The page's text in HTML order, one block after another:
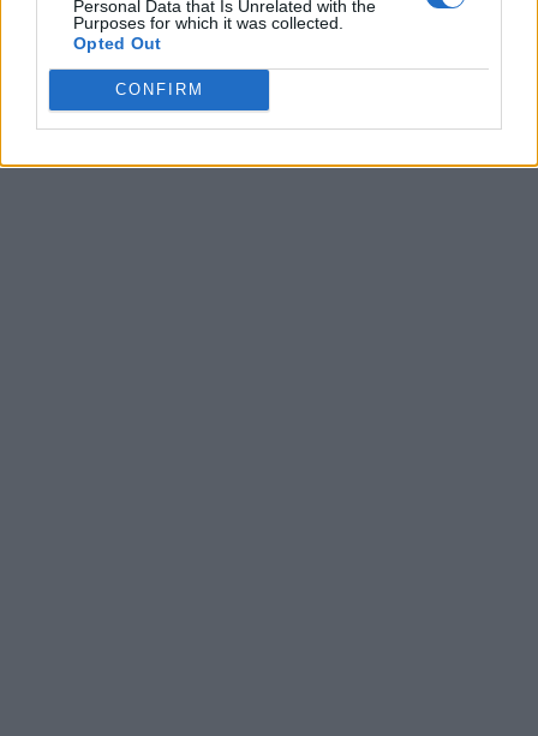
Personal Data that Is Unrelated with the
Purposes for which it was collected.
Opted Out
CONFIRM
"Calciomercato Magazine" non è una testata giornalistica, ma un sito di informazione di
proprietà di Napoli Magazine.